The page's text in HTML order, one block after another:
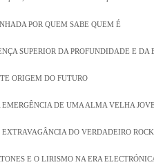
POR QUEM SABE QUEM É
SUPERIOR DA PROFUNDIDADE E DA
ORIGEM DO FUTURO
EMERGÊNCIA DE UMA ALMA VELHA
DO VERDADEIRO ROCK
E O LIRISMO NA ERA